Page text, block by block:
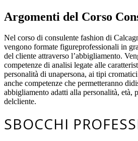
Argomenti del Corso
Nel corso di consulente fashion di
vengono formate figureprofessionali in
del cliente attraverso l’abbigliamento.
competenze di analisi legate alle
personalità di unapersona, ai tipi
anche competenze che permetteranno di
abbigliamento adatti alla personalità, età,
delcliente.
SBOCCHI